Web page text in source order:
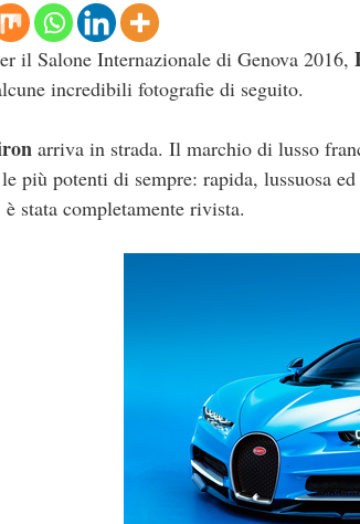
il Salone Internazionale di Genova 2016,
incredibili fotografie di seguito.
arriva in strada. Il marchio di lusso
le più potenti di sempre: rapida, lussuosa
stata completamente rivista.